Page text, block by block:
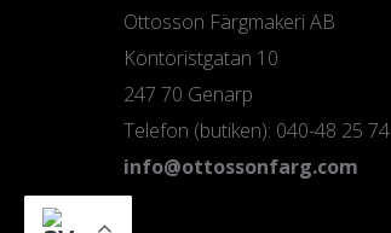
Ottosson Färgmakeri AB
Kontoristgatan 10
247 70 Genarp
Telefon (butiken): 040-48 25 74
info@ottossonfarg.com